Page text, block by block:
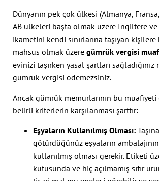
Dünyanın pek çok ülkesi (Almanya,
AB ülkeleri başta olmak üzere İngiltere ve
ikametini kendi sınırlarına taşıyan
mahsus olmak üzere gümrük vergisi
evinizi taşırken yasal şartları
gümrük vergisi ödemezsiniz.
Ancak gümrük memurlarının bu muafiyeti
belirli kriterlerin karşılanması şarttır:
Eşyaların Kullanılmış Olması:
götürdüğünüz eşyaların ambalajının
kullanılmış olması gerekir. Etiketi
kutusunda ve hiç açılmamış sıfır